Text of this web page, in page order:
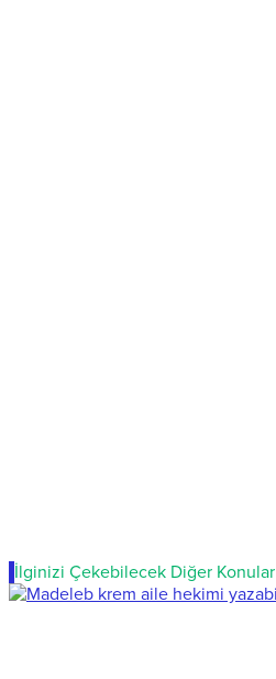
İlginizi Çekebilecek Diğer Konular